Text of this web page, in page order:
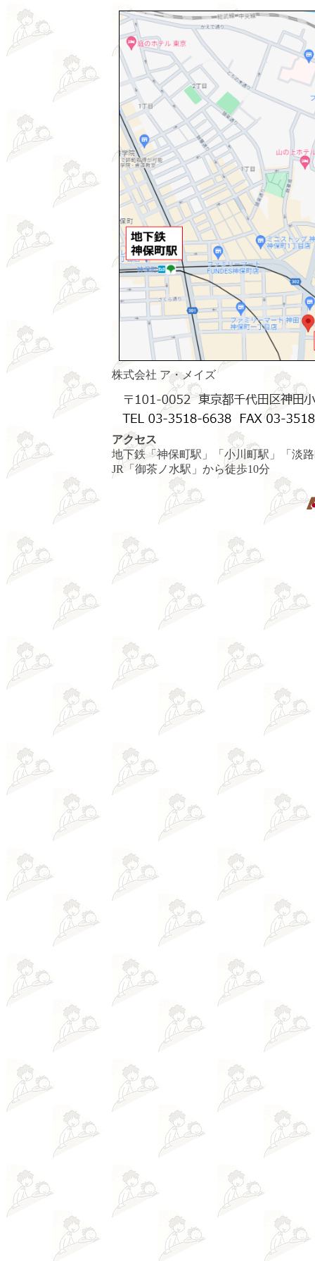
株式会社 ア・メイズ
アクセス
地下鉄「神保町駅」「小川町駅」「淡
JR「御茶ノ水駅」から徒歩10分